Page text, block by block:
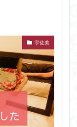
宇佐美